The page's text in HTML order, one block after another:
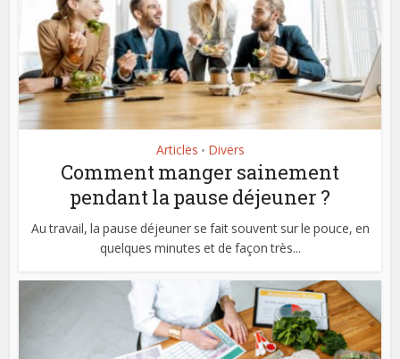
Articles • Divers
Comment manger sainement
pendant la pause déjeuner ?
Au travail, la pause déjeuner se fait souvent sur le pouce, en
quelques minutes et de façon très...